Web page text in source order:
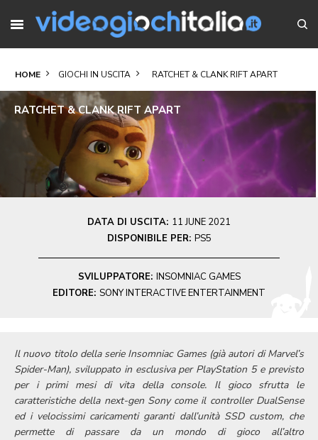
HOME GIOCHI IN USCITA RATCHET & CLANK RIFT APART
RATCHET & CLANK RIFT APART
DATA DI USCITA: 11 JUNE 2021
DISPONIBILE PER: PS5
SVILUPPATORE: INSOMNIAC GAMES
EDITORE: SONY INTERACTIVE ENTERTAINMENT
Il nuovo titolo della serie Insomniac Games (già autori di Marvel’s
Spider-Man), sviluppato in esclusiva per PlayStation 5 e previsto
per i primi mesi di vita della console. Il gioco sfrutta le
caratteristiche della next-gen Sony come il controller DualSense
ed i velocissimi caricamenti garanti dall’unità SSD custom, che
permette di passare da un mondo di gioco all’altro